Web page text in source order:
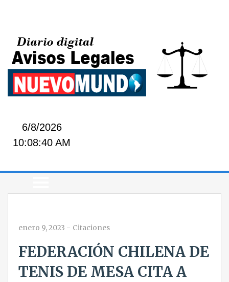
6/8/2026
10:08:40 AM
enero 9, 2023 - Citaciones
FEDERACIÓN CHILENA DE
TENIS DE MESA CITA A